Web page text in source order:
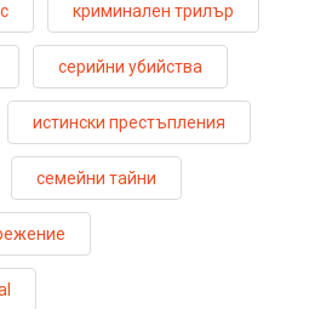
криминален трилър
серийни убийства
истински престъпления
семейни тайни